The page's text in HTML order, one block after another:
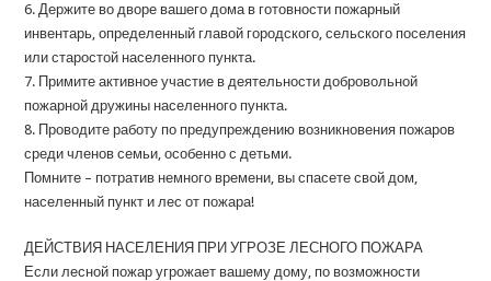
6. Держите во дворе вашего дома в готовности пожарный
инвентарь, определенный главой городского, сельского поселения
или старостой населенного пункта.
7. Примите активное участие в деятельности добровольной
пожарной дружины населенного пункта.
8. Проводите работу по предупреждению возникновения пожаров
среди членов семьи, особенно с детьми.
Помните – потратив немного времени, вы спасете свой дом,
населенный пункт и лес от пожара!
ДЕЙСТВИЯ НАСЕЛЕНИЯ ПРИ УГРОЗЕ ЛЕСНОГО ПОЖАРА
Если лесной пожар угрожает вашему дому, по возможности